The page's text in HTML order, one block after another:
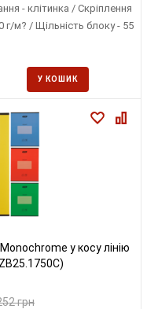
- клітинка / Скріплення
г/м? / Щільність блоку - 55
У КОШИК
у косу лінію
грн